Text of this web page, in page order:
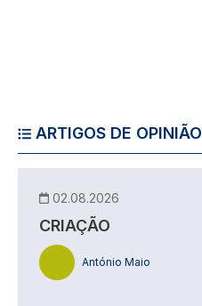
ARTIGOS DE OPINIÃO
02.08.2026
CRIAÇÃO
António Maio